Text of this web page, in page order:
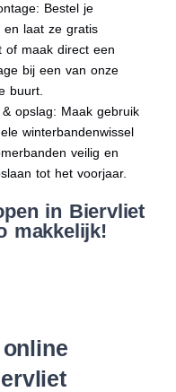
Bestel je
en laat ze gratis
of maak direct een
bij een van onze
buurt.
opslag: Maak gebruik
winterbandenwissel
veilig en
tot het voorjaar.
in Biervliet
makkelijk!